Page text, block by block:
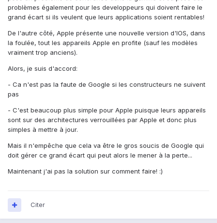
problèmes également pour les developpeurs qui doivent faire le
grand écart si ils veulent que leurs applications soient rentables!
De l'autre côté, Apple présente une nouvelle version d'IOS, dans
la foulée, tout les appareils Apple en profite (sauf les modèles
vraiment trop anciens).
Alors, je suis d'accord:
- Ca n'est pas la faute de Google si les constructeurs ne suivent
pas
- C'est beaucoup plus simple pour Apple puisque leurs appareils
sont sur des architectures verrouillées par Apple et donc plus
simples à mettre à jour.
Mais il n'empêche que cela va être le gros soucis de Google qui
doit gérer ce grand écart qui peut alors le mener à la perte...
Maintenant j'ai pas la solution sur comment faire! :)
Citer